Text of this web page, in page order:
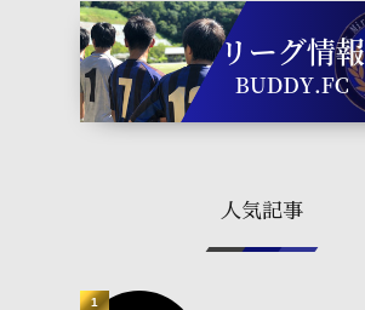
人気記事
1